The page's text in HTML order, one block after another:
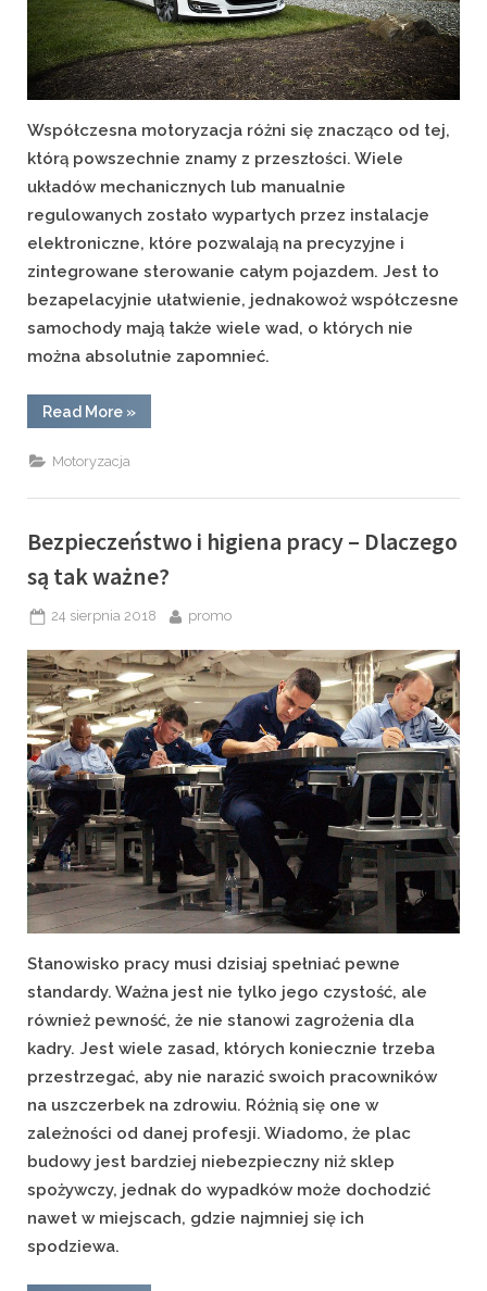
Współczesna motoryzacja różni się znacząco od tej,
którą powszechnie znamy z przeszłości. Wiele
układów mechanicznych lub manualnie
regulowanych zostało wypartych przez instalacje
elektroniczne, które pozwalają na precyzyjne i
zintegrowane sterowanie całym pojazdem. Jest to
bezapelacyjnie ułatwienie, jednakowoż współczesne
samochody mają także wiele wad, o których nie
można absolutnie zapomnieć.
Read More“Nowoczesne
samochody
cechy
podstawowe”
»
Motoryzacja
Bezpieczeństwo i higiena pracy – Dlaczego
są tak ważne?
Posted
24 sierpnia 2018 By
promo
Stanowisko pracy musi dzisiaj spełniać pewne
standardy. Ważna jest nie tylko jego czystość, ale
również pewność, że nie stanowi zagrożenia dla
kadry. Jest wiele zasad, których koniecznie trzeba
przestrzegać, aby nie narazić swoich pracowników
na uszczerbek na zdrowiu. Różnią się one w
zależności od danej profesji. Wiadomo, że plac
budowy jest bardziej niebezpieczny niż sklep
spożywczy, jednak do wypadków może dochodzić
nawet w miejscach, gdzie najmniej się ich
spodziewa.